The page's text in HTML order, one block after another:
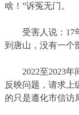
啥！”诉冤无门。
受害人说：17年
到唐山，没有一个
2022至2023年
反映问题，请求上
的只是遵化市信访